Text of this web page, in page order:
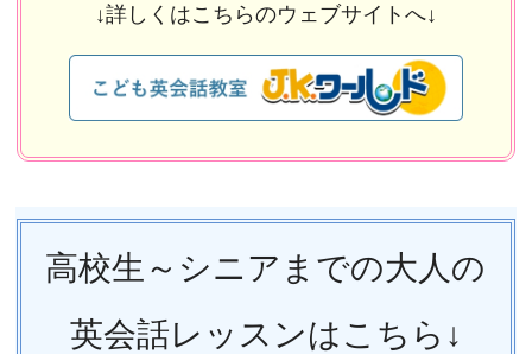
↓詳しくはこちらのウェブサイトへ↓
高校生～シニアまでの大人の
英会話レッスンはこちら↓